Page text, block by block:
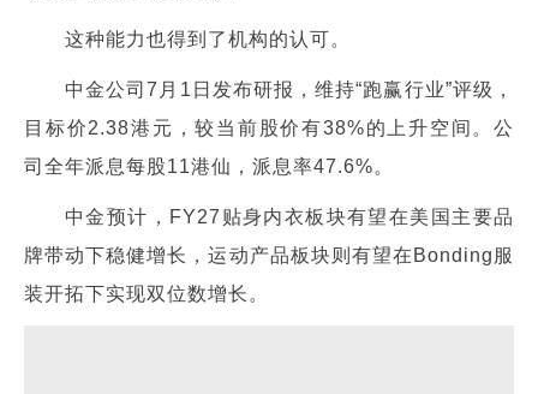
这种能力也得到了机构的认可。
中金公司7月1日发布研报，维持“跑赢行业”评级，
目标价2.38港元，较当前股价有38%的上升空间。公
司全年派息每股11港仙，派息率47.6%。
中金预计，FY27贴身内衣板块有望在美国主要品
牌带动下稳健增长，运动产品板块则有望在Bonding服
装开拓下实现双位数增长。